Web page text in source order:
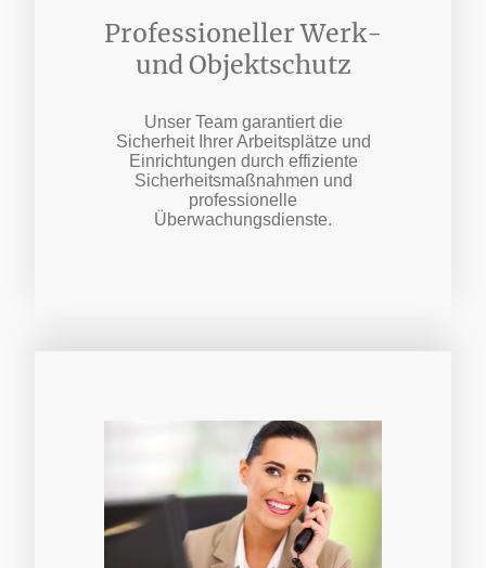
Professioneller Werk-
und Objektschutz
Unser Team garantiert die
Sicherheit Ihrer Arbeitsplätze und
Einrichtungen durch effiziente
Sicherheitsmaßnahmen und
professionelle
Überwachungsdienste.